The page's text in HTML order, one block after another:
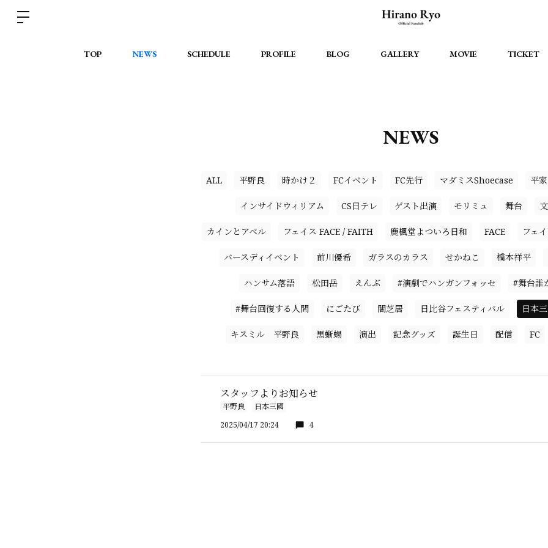
TOP NEWS SCHEDULE PROFILE BLOG GALLERY MOVIE TICKET
NEWS
ALL 平野良 時かけ２ FCイベント FC先行 マダミスShoecase 平
インサイドウィリアム CS日テレ ゲスト出演 モリミュ 舞台
カインとアベル フェイス FACE / FAITH 鹿楓堂よついろ日和 FACE フェ
バースディイベント 前川優希 ガラスのカラス せかねこ 橋本祥平
ハンサム落語 松田岳 えんぶ #演劇でハンガンフォッセ #舞台誰
#舞台回復する人間 にごたび 闇芝居 日比谷フェスティバル 日本
キスミル 平野良 黒蜥蜴 演出 記念グッズ 誕生日 配信 FC
スタッフよりお知らせ
平野良
日本三國
2025/04/17 20:24
4